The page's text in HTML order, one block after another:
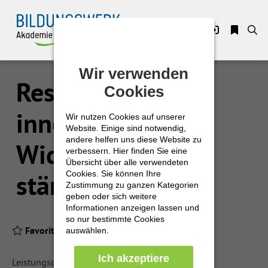
Zuklappen
Loading
Loading
Loading
Loading
Resilienz – Die
innere
Widerstandskraft
stärken
Favoriten Produkt-PDF
Leistungsdruck, komplexe Anforderungen,
Wir verwenden
Cookies
Wir nutzen Cookies auf unserer
Website. Einige sind notwendig,
andere helfen uns diese Website zu
verbessern. Hier finden Sie eine
Übersicht über alle verwendeten
Cookies. Sie können Ihre
Zustimmung zu ganzen Kategorien
geben oder sich weitere
Informationen anzeigen lassen und
so nur bestimmte Cookies
auswählen.
Ich akzeptiere
Wir verwenden
Cookies
Wir nutzen Cookies auf unserer
Website. Einige sind notwendig,
andere helfen uns diese Website zu
verbessern. Hier finden Sie eine
Übersicht über alle verwendeten
Cookies. Sie können Ihre
Zustimmung zu ganzen Kategorien
geben oder sich weitere
Informationen anzeigen lassen und
so nur bestimmte Cookies
auswählen.
Ich akzeptiere